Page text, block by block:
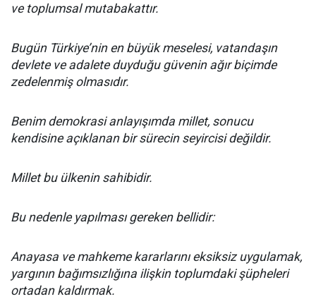
ve toplumsal mutabakattır.
Bugün Türkiye’nin en büyük meselesi, vatandaşın
devlete ve adalete duyduğu güvenin ağır biçimde
zedelenmiş olmasıdır.
Benim demokrasi anlayışımda millet, sonucu
kendisine açıklanan bir sürecin seyircisi değildir.
Millet bu ülkenin sahibidir.
Bu nedenle yapılması gereken bellidir:
Anayasa ve mahkeme kararlarını eksiksiz uygulamak,
yargının bağımsızlığına ilişkin toplumdaki şüpheleri
ortadan kaldırmak.